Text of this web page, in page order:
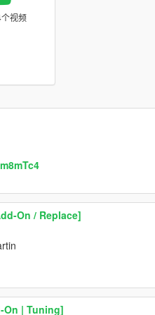
个视频
On / Replace]
On | Tuning]